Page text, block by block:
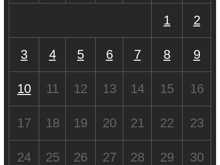
1 2
3 4 5 6 7 8 9
10 11 12 13 14 15 16
17 18 19 20 21 22 23
24 25 26 27 28 29 30